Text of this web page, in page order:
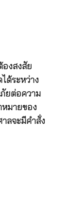
องสงสัย
ด้ระหว่าง
ยต่อความ
หมายของ
ลจะมีคำสั่ง